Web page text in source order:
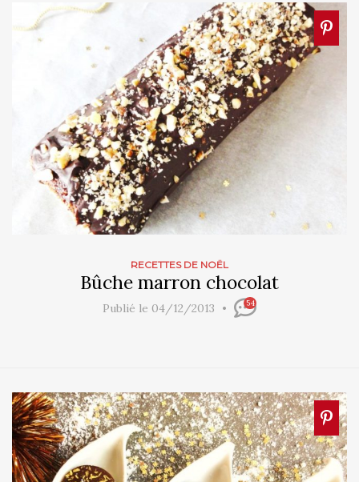
RECETTES DE NOËL
Bûche marron chocolat
Publié le 04/12/2013 54